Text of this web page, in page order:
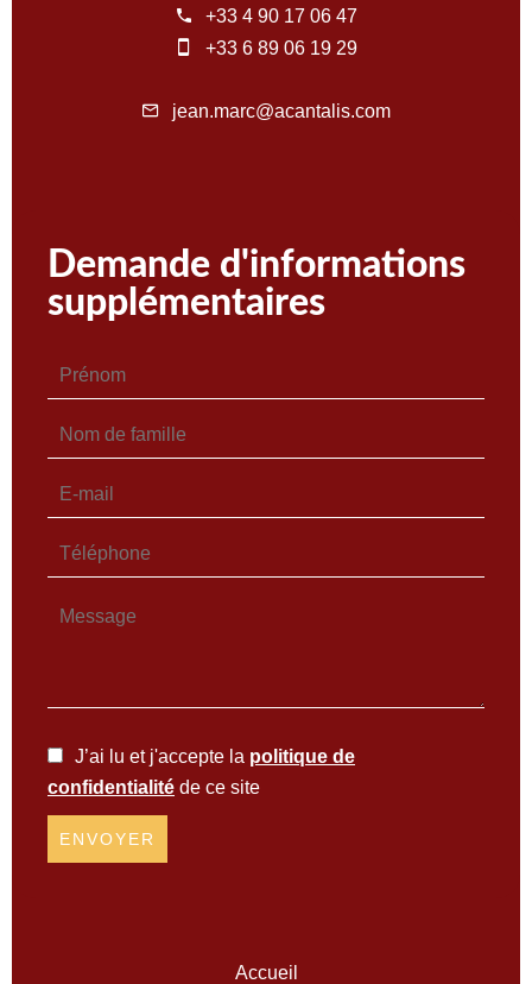
+33 4 90 17 06 47
+33 6 89 06 19 29
jean.marc@acantalis.com
Demande d'informations
supplémentaires
J’ai lu et j'accepte la politique de
confidentialité de ce site
ENVOYER
Accueil